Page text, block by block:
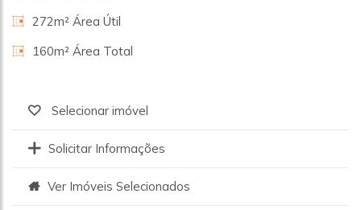
272m² Área Útil
160m² Área Total
Selecionar imóvel
Solicitar Informações
Ver Imóveis Selecionados